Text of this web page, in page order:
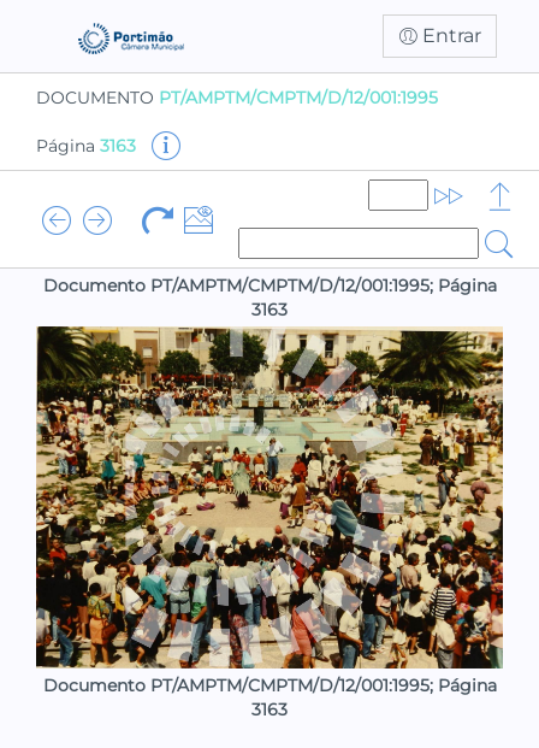
Entrar
DOCUMENTO PT/AMPTM/CMPTM/D/12/001:1995
Página 3163
Documento PT/AMPTM/CMPTM/D/12/001:1995; Página
3163
Documento PT/AMPTM/CMPTM/D/12/001:1995; Página
3163